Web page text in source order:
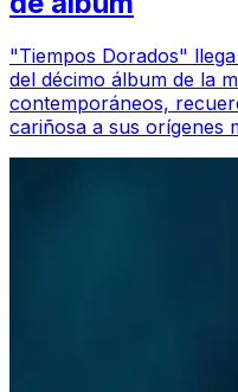
"Tiempos Dorados"
del décimo álbum de la
contemporáneos,
cariñosa a sus orígenes